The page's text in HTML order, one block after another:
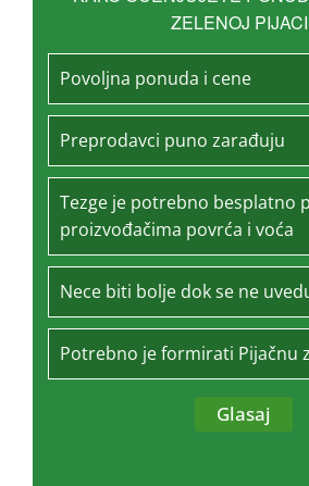
ZELENOJ
Povoljna ponuda i cene
Preprodavci puno zarađuju
Tezge je potrebno besplatno
proizvođačima povrća i voća
Nece biti bolje dok se ne
Potrebno je formirati Pijačnu